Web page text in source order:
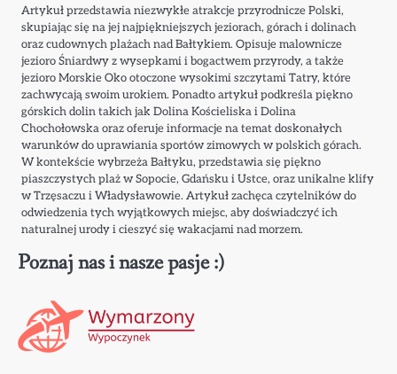
Artykuł przedstawia niezwykłe atrakcje przyrodnicze Polski,
skupiając się na jej najpiękniejszych jeziorach, górach i dolinach
oraz cudownych plażach nad Bałtykiem. Opisuje malownicze
jezioro Śniardwy z wysepkami i bogactwem przyrody, a także
jezioro Morskie Oko otoczone wysokimi szczytami Tatry, które
zachwycają swoim urokiem. Ponadto artykuł podkreśla piękno
górskich dolin takich jak Dolina Kościeliska i Dolina
Chochołowska oraz oferuje informacje na temat doskonałych
warunków do uprawiania sportów zimowych w polskich górach.
W kontekście wybrzeża Bałtyku, przedstawia się piękno
piaszczystych plaż w Sopocie, Gdańsku i Ustce, oraz unikalne klify
w Trzęsaczu i Władysławowie. Artykuł zachęca czytelników do
odwiedzenia tych wyjątkowych miejsc, aby doświadczyć ich
naturalnej urody i cieszyć się wakacjami nad morzem.
Poznaj nas i nasze pasje :)